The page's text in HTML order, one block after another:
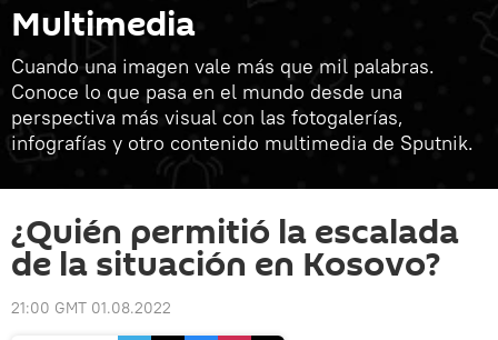
Multimedia
Cuando una imagen vale más que mil palabras.
Conoce lo que pasa en el mundo desde una
perspectiva más visual con las fotogalerías,
infografías y otro contenido multimedia de Sputnik.
¿Quién permitió la escalada
de la situación en Kosovo?
21:00 GMT 01.08.2022